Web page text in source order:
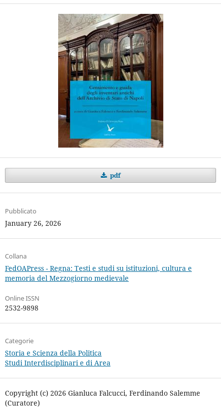
pdf
Pubblicato
January 26, 2026
Collana
FedOAPress - Regna: Testi e studi su istituzioni, cultura e
memoria del Mezzogiorno medievale
Online ISSN
2532-9898
Categorie
Storia e Scienza della Politica
Studi Interdisciplinari e di Area
Copyright (c) 2026 Gianluca Falcucci, Ferdinando Salemme
(Curatore)